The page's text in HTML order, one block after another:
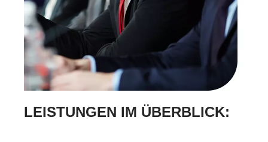
LEISTUNGEN IM ÜBERBLICK: